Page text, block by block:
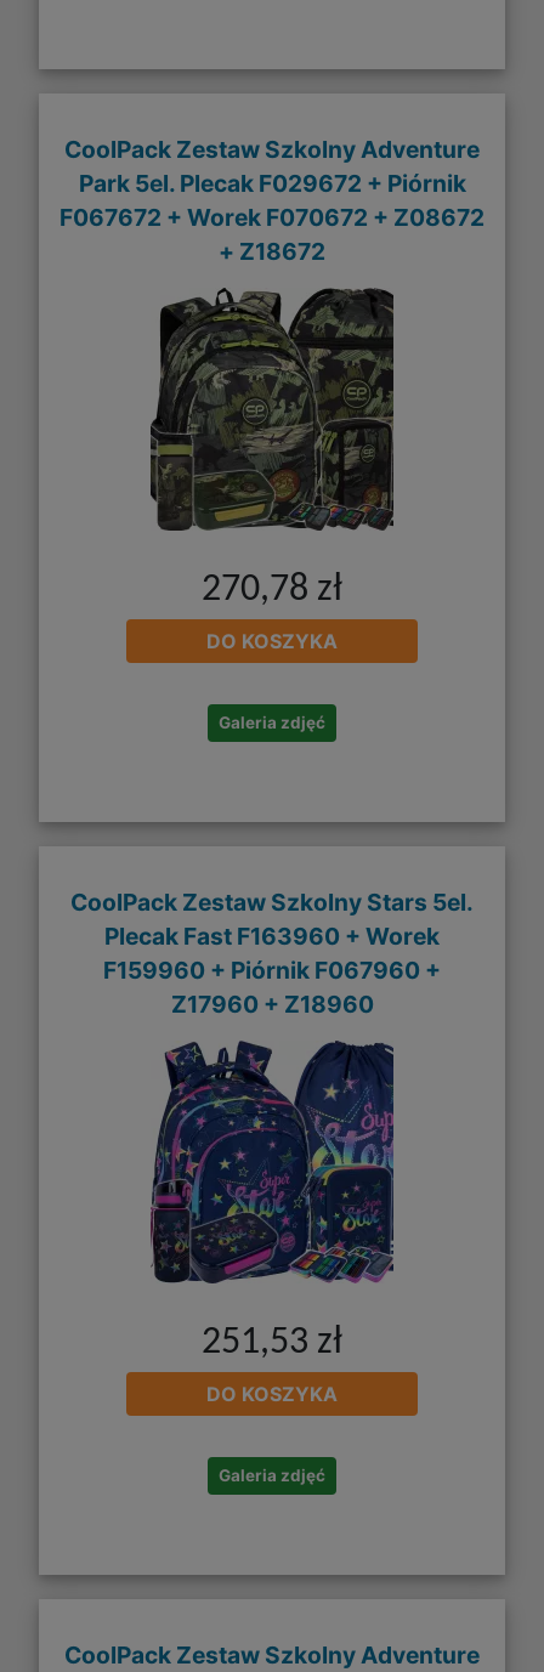
CoolPack Zestaw Szkolny Adventure
Park 5el. Plecak F029672 + Piórnik
F067672 + Worek F070672 + Z08672
+ Z18672
270,78 zł
DO KOSZYKA
Galeria zdjęć
CoolPack Zestaw Szkolny Stars 5el.
Plecak Fast F163960 + Worek
F159960 + Piórnik F067960 +
Z17960 + Z18960
251,53 zł
DO KOSZYKA
Galeria zdjęć
CoolPack Zestaw Szkolny Adventure